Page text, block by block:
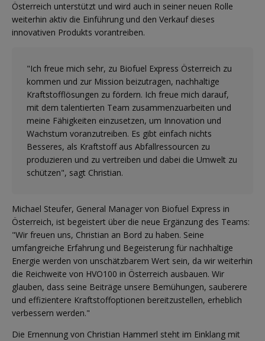
Österreich unterstützt und wird auch in seiner neuen Rolle
weiterhin aktiv die Einführung und den Verkauf dieses
innovativen Produkts vorantreiben.
"Ich freue mich sehr, zu Biofuel Express Österreich zu
kommen und zur Mission beizutragen, nachhaltige
Kraftstofflösungen zu fördern. Ich freue mich darauf,
mit dem talentierten Team zusammenzuarbeiten und
meine Fähigkeiten einzusetzen, um Innovation und
Wachstum voranzutreiben. Es gibt einfach nichts
Besseres, als Kraftstoff aus Abfallressourcen zu
produzieren und zu vertreiben und dabei die Umwelt zu
schützen", sagt Christian.
Michael Steufer, General Manager von Biofuel Express in
Österreich, ist begeistert über die neue Ergänzung des Teams:
"Wir freuen uns, Christian an Bord zu haben. Seine
umfangreiche Erfahrung und Begeisterung für nachhaltige
Energie werden von unschätzbarem Wert sein, da wir weiterhin
die Reichweite von HVO100 in Österreich ausbauen. Wir
glauben, dass seine Beiträge unsere Bemühungen, sauberere
und effizientere Kraftstoffoptionen bereitzustellen, erheblich
verbessern werden."
Die Ernennung von Christian Hammerl steht im Einklang mit